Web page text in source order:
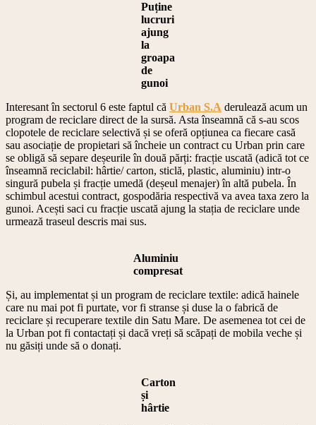
Puține
lucruri
ajung
la
groapa
de
gunoi
Interesant în sectorul 6 este faptul că Urban S.A derulează acum un
program de reciclare direct de la sursă. Asta înseamnă că s-au scos
clopotele de reciclare selectivă și se oferă opțiunea ca fiecare casă
sau asociație de propietari să încheie un contract cu Urban prin care
se obligă să separe deșeurile în două părți: fracție uscată (adică tot ce
înseamnă reciclabil: hârtie/ carton, sticlă, plastic, aluminiu) intr-o
singură pubela și fracție umedă (deșeul menajer) în altă pubela. În
schimbul acestui contract, gospodăria respectivă va avea taxa zero la
gunoi. Acești saci cu fracție uscată ajung la stația de reciclare unde
urmează traseul descris mai sus.
Aluminiu
compresat
Și, au implementat și un program de reciclare textile: adică hainele
care nu mai pot fi purtate, vor fi stranse și duse la o fabrică de
reciclare și recuperare textile din Satu Mare. De asemenea tot cei de
la Urban pot fi contactați și dacă vreți să scăpați de mobila veche și
nu găsiți unde să o donați.
Carton
și
hârtie